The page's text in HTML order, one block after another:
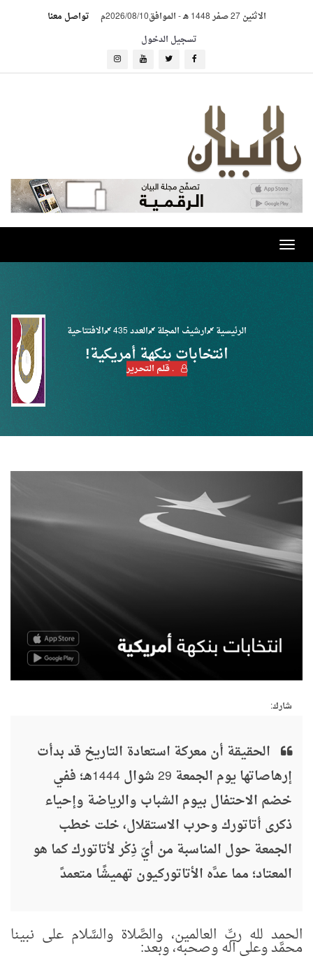
الاثنين 27 صفر 1448 هـ -الموافق2026/08/10م
تواصل معنا
تسجيل الدخول
Toggle
navigation
الرئيسية ارشيف المجلة العدد 435 الافتتاحية
انتخابات بنكهة أمريكية!
. قـلـم الـتحـرير
شارك:
الحقيقة أن معركة استعادة التاريخ قد بدأت
إرهاصاتها يوم الجمعة 29 شوال 1444هـ؛ ففي
خضم الاحتفال بيوم الشباب والرياضة وإحياء
ذكرى أتاتورك وحرب الاستقلال، خلت خطب
الجمعة حول المناسبة من أيّ ذِكْر لأتاتورك كما هو
المعتاد؛ مما عدَّه الأتاتوركيون تهميشًا متعمدً
الحمد لله ربِّ العالمين، والصَّلاة والسَّلام على نبينا
محمَّد وعلى آله وصحبه، وبعد: